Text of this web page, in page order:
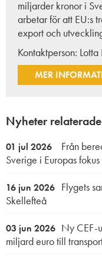
miljarder kronor i
arbetar för att EU:s
export och
Kontaktperson: Lotta
MER
Nyheter
01 jul 2026
Från
Sverige i Europas
16 jun 2026 Flygets
Skellefteå
03 jun 2026 Ny CEF-
miljard euro till